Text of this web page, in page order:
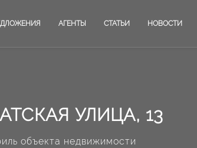
АГЕНТЫ СТАТЬИ НОВОСТИ
УЛИЦА, 13
объекта недвижимости